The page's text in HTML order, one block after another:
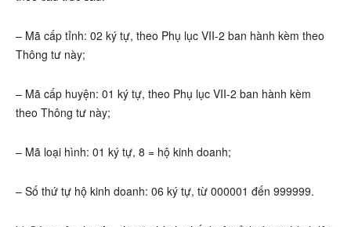
– Mã cấp tỉnh: 02 ký tự, theo Phụ lục VII-2 ban hành kèm theo
Thông tư này;
– Mã cấp huyện: 01 ký tự, theo Phụ lục VII-2 ban hành kèm
theo Thông tư này;
– Mã loại hình: 01 ký tự, 8 = hộ kinh doanh;
– Số thứ tự hộ kinh doanh: 06 ký tự, từ 000001 đến 999999.